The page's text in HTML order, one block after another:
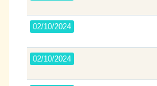
02/10/2024
02/10/2024